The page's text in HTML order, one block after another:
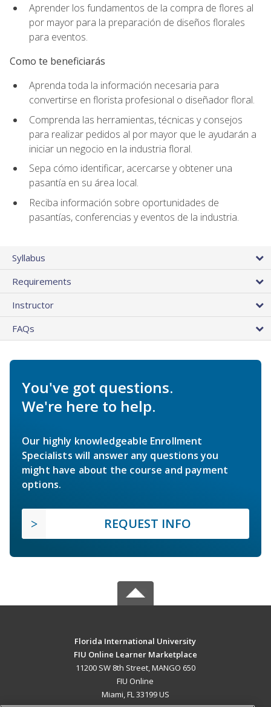
Aprender los fundamentos de la compra de flores al
por mayor para la preparación de diseños florales
para eventos.
Como te beneficiarás
Aprenda toda la información necesaria para
convertirse en florista profesional o diseñador floral.
Comprenda las herramientas, técnicas y consejos
para realizar pedidos al por mayor que le ayudarán a
iniciar un negocio en la industria floral.
Sepa cómo identificar, acercarse y obtener una
pasantía en su área local.
Reciba información sobre oportunidades de
pasantías, conferencias y eventos de la industria.
Syllabus
Requirements
Instructor
FAQs
You've got questions.
We're here to help.
Our highly knowledgeable Enrollment
Specialists will answer any questions you
might have about the course and payment
options.
REQUEST INFO
Florida International University
FIU Online Learner Marketplace
11200 SW 8th Street, MANGO 650
FIU Online
Miami, FL 33199 US